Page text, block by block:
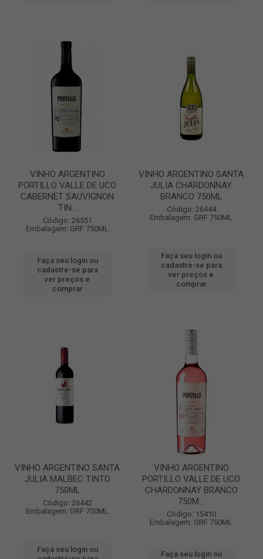
VINHO ARGENTINO
PORTILLO VALLE DE UCO
CABERNET SAUVIGNON
TIN...
Código: 26551
Embalagem: GRF 750ML
Faça seu login ou
cadastre-se para
ver preços e
comprar
VINHO ARGENTINO SANTA
JULIA CHARDONNAY
BRANCO 750ML
Código: 26444
Embalagem: GRF 750ML
Faça seu login ou
cadastre-se para
ver preços e
comprar
VINHO ARGENTINO SANTA
JULIA MALBEC TINTO
750ML
Código: 26442
Embalagem: GRF 750ML
Faça seu login ou
VINHO ARGENTINO
PORTILLO VALLE DE UCO
CHARDONNAY BRANCO
750M...
Código: 15410
Embalagem: GRF 750ML
Faça seu login ou